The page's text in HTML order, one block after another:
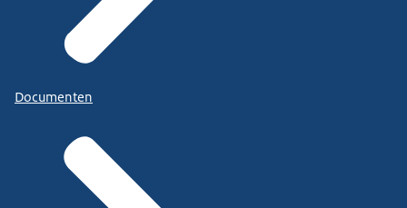
Documenten